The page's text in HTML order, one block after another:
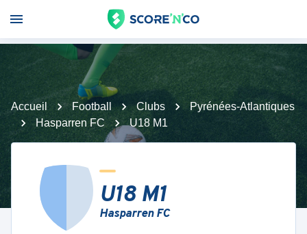
Accueil Football Clubs
Pyrénées-Atlantiques
Hasparren FC
U18 M1
U18 M1
Hasparren FC